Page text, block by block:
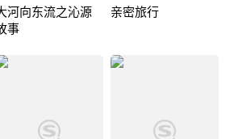
河向东流之沁源
事
亲密旅行